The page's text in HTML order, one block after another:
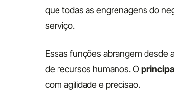
que todas as engrenagens do
serviço.
Essas funções abrangem desde
de recursos humanos. O
com agilidade e precisão.